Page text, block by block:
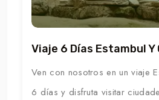
Viaje 6 Días Estambul Y
Ven con nosotros en un viaje
6 días y disfruta visitar